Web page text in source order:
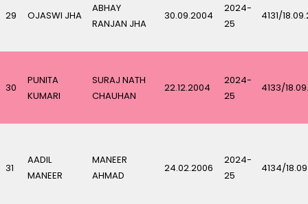
29 OJASWI JHA
ABHAY
RANJAN JHA
30.09.2004
2024-
25
4131/
30
PUNITA
KUMARI
SURAJ NATH
CHAUHAN
22.12.2004
2024-
25
4133/
31
AADIL
MANEER
MANEER
AHMAD
24.02.2006
2024-
25
4134/